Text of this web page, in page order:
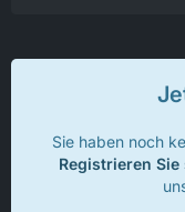
Sie haben noch
Registrieren